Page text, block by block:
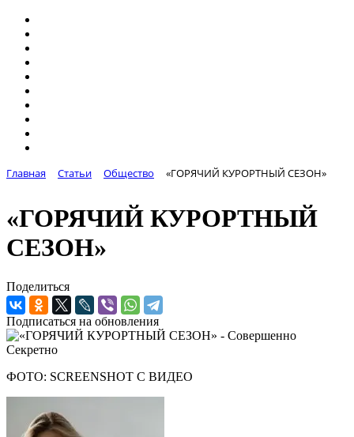
Главная Статьи Общество «ГОРЯЧИЙ КУРОРТНЫЙ СЕЗОН»
«ГОРЯЧИЙ КУРОРТНЫЙ
СЕЗОН»
Поделиться
Подписаться на обновления
ФОТО: SCREENSHOT С ВИДЕО